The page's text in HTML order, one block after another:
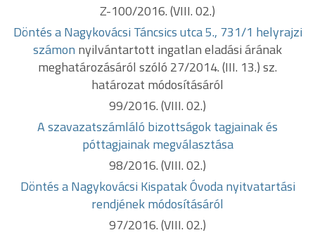
Z-100/2016. (VIII. 02.)
Döntés a Nagykovácsi Táncsics utca 5., 731/1 helyrajzi
számon nyilvántartott ingatlan eladási árának
meghatározásáról szóló 27/2014. (III. 13.) sz.
határozat módosításáról
99/2016. (VIII. 02.)
A szavazatszámláló bizottságok tagjainak és
póttagjainak megválasztása
98/2016. (VIII. 02.)
Döntés a Nagykovácsi Kispatak Óvoda nyitvatartási
rendjének módosításáról
97/2016. (VIII. 02.)